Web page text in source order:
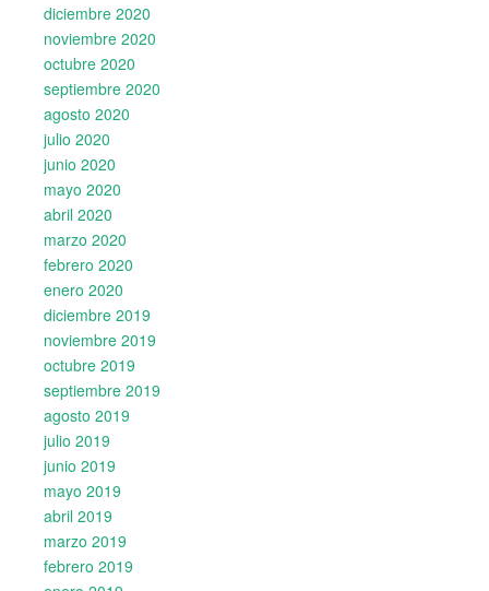
diciembre 2020
noviembre 2020
octubre 2020
septiembre 2020
agosto 2020
julio 2020
junio 2020
mayo 2020
abril 2020
marzo 2020
febrero 2020
enero 2020
diciembre 2019
noviembre 2019
octubre 2019
septiembre 2019
agosto 2019
julio 2019
junio 2019
mayo 2019
abril 2019
marzo 2019
febrero 2019